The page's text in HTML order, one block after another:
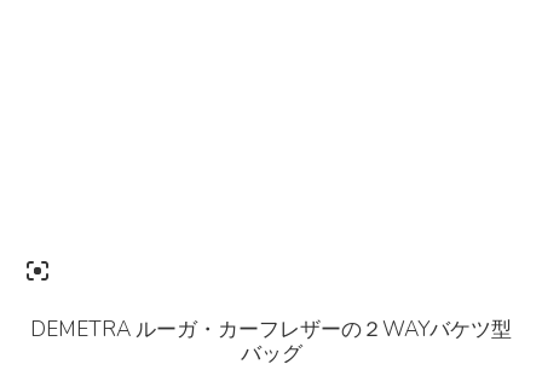
DEMETRA ルーガ・カーフレザーの２WAYバケツ型
バッグ